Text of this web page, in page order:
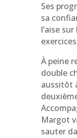
Ses
sa
l’aise
Àpeine
double
aussitôt
Margot
sauter